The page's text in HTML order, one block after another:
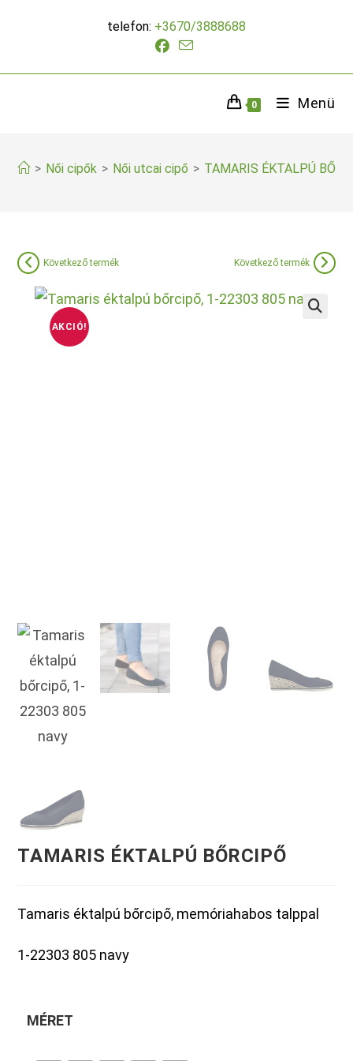
telefon: +3670/3888688
0 Menü
> Női cipők > Női utcai cipő > TAMARIS ÉKTALPÚ
AKCIÓ!
Következő termék Következő termék
TAMARIS ÉKTALPÚ BŐRCIPŐ
Tamaris éktalpú bőrcipő, memóriahabos talppal
1-22303 805 navy
MÉRET